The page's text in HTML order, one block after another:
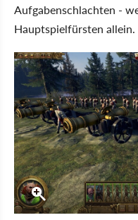
Aufgabenschlachten -
Hauptspielfürsten allein.